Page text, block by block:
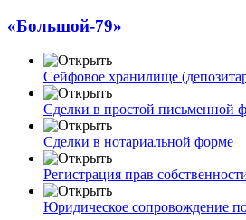
«Большой-79»
Сейфовое хранилище
Сделки в простой письменной
Сделки в нотариальной форме
Регистрация прав
Юридическое сопровождение